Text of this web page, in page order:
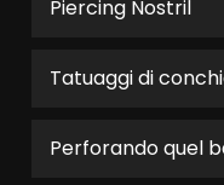
Piercing Nostril
Tatuaggi di
Perforando quel